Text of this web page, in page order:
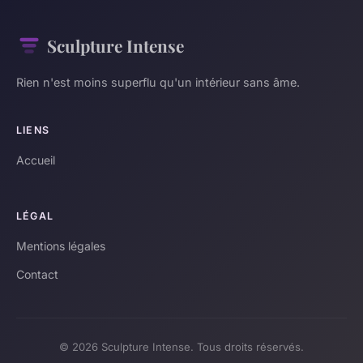
Sculpture Intense
Rien n'est moins superflu qu'un intérieur sans âme.
LIENS
Accueil
LÉGAL
Mentions légales
Contact
© 2026 Sculpture Intense. Tous droits réservés.